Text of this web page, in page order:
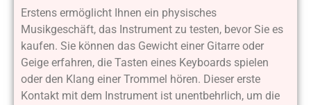
Erstens ermöglicht Ihnen ein physisches
Musikgeschäft, das Instrument zu testen, bevor Sie es
kaufen. Sie können das Gewicht einer Gitarre oder
Geige erfahren, die Tasten eines Keyboards spielen
oder den Klang einer Trommel hören. Dieser erste
Kontakt mit dem Instrument ist unentbehrlich, um die